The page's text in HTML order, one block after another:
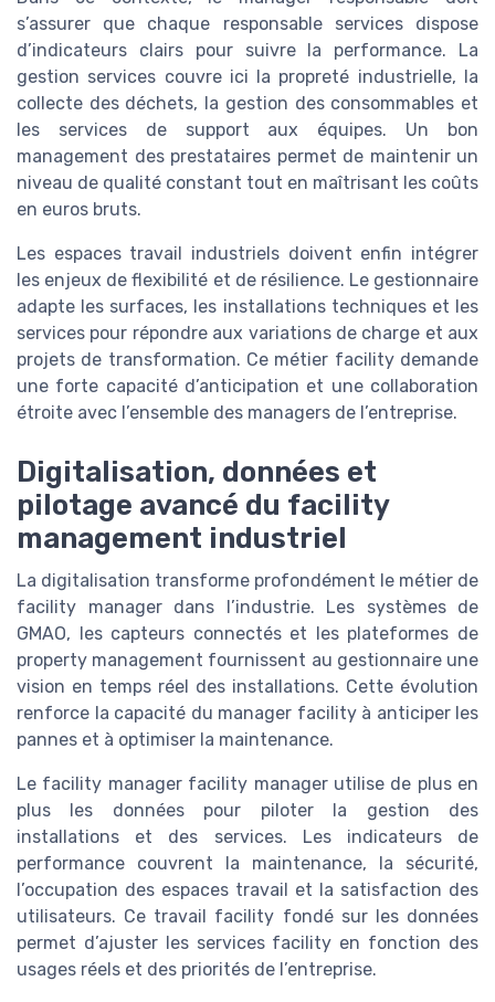
s’assurer que chaque responsable services dispose
d’indicateurs clairs pour suivre la performance. La
gestion services couvre ici la propreté industrielle, la
collecte des déchets, la gestion des consommables et
les services de support aux équipes. Un bon
management des prestataires permet de maintenir un
niveau de qualité constant tout en maîtrisant les coûts
en euros bruts.
Les espaces travail industriels doivent enfin intégrer
les enjeux de flexibilité et de résilience. Le gestionnaire
adapte les surfaces, les installations techniques et les
services pour répondre aux variations de charge et aux
projets de transformation. Ce métier facility demande
une forte capacité d’anticipation et une collaboration
étroite avec l’ensemble des managers de l’entreprise.
Digitalisation, données et
pilotage avancé du facility
management industriel
La digitalisation transforme profondément le métier de
facility manager dans l’industrie. Les systèmes de
GMAO, les capteurs connectés et les plateformes de
property management fournissent au gestionnaire une
vision en temps réel des installations. Cette évolution
renforce la capacité du manager facility à anticiper les
pannes et à optimiser la maintenance.
Le facility manager facility manager utilise de plus en
plus les données pour piloter la gestion des
installations et des services. Les indicateurs de
performance couvrent la maintenance, la sécurité,
l’occupation des espaces travail et la satisfaction des
utilisateurs. Ce travail facility fondé sur les données
permet d’ajuster les services facility en fonction des
usages réels et des priorités de l’entreprise.